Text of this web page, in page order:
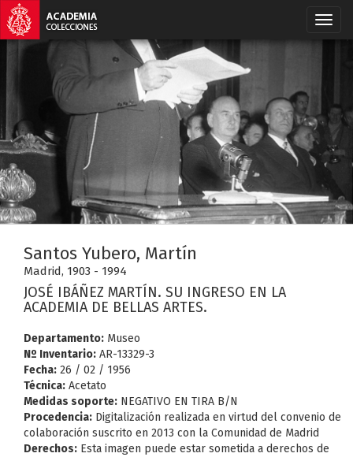
Santos Yubero, Martín
Madrid, 1903 - 1994
JOSÉ IBÁÑEZ MARTÍN. SU INGRESO EN LA
ACADEMIA DE BELLAS ARTES.
Departamento: Museo
Nº Inventario: AR-13329-3
Fecha: 26 / 02 / 1956
Técnica: Acetato
Medidas soporte: NEGATIVO EN TIRA B/N
Procedencia: Digitalización realizada en virtud del convenio de
colaboración suscrito en 2013 con la Comunidad de Madrid
Derechos: Esta imagen puede estar sometida a derechos de